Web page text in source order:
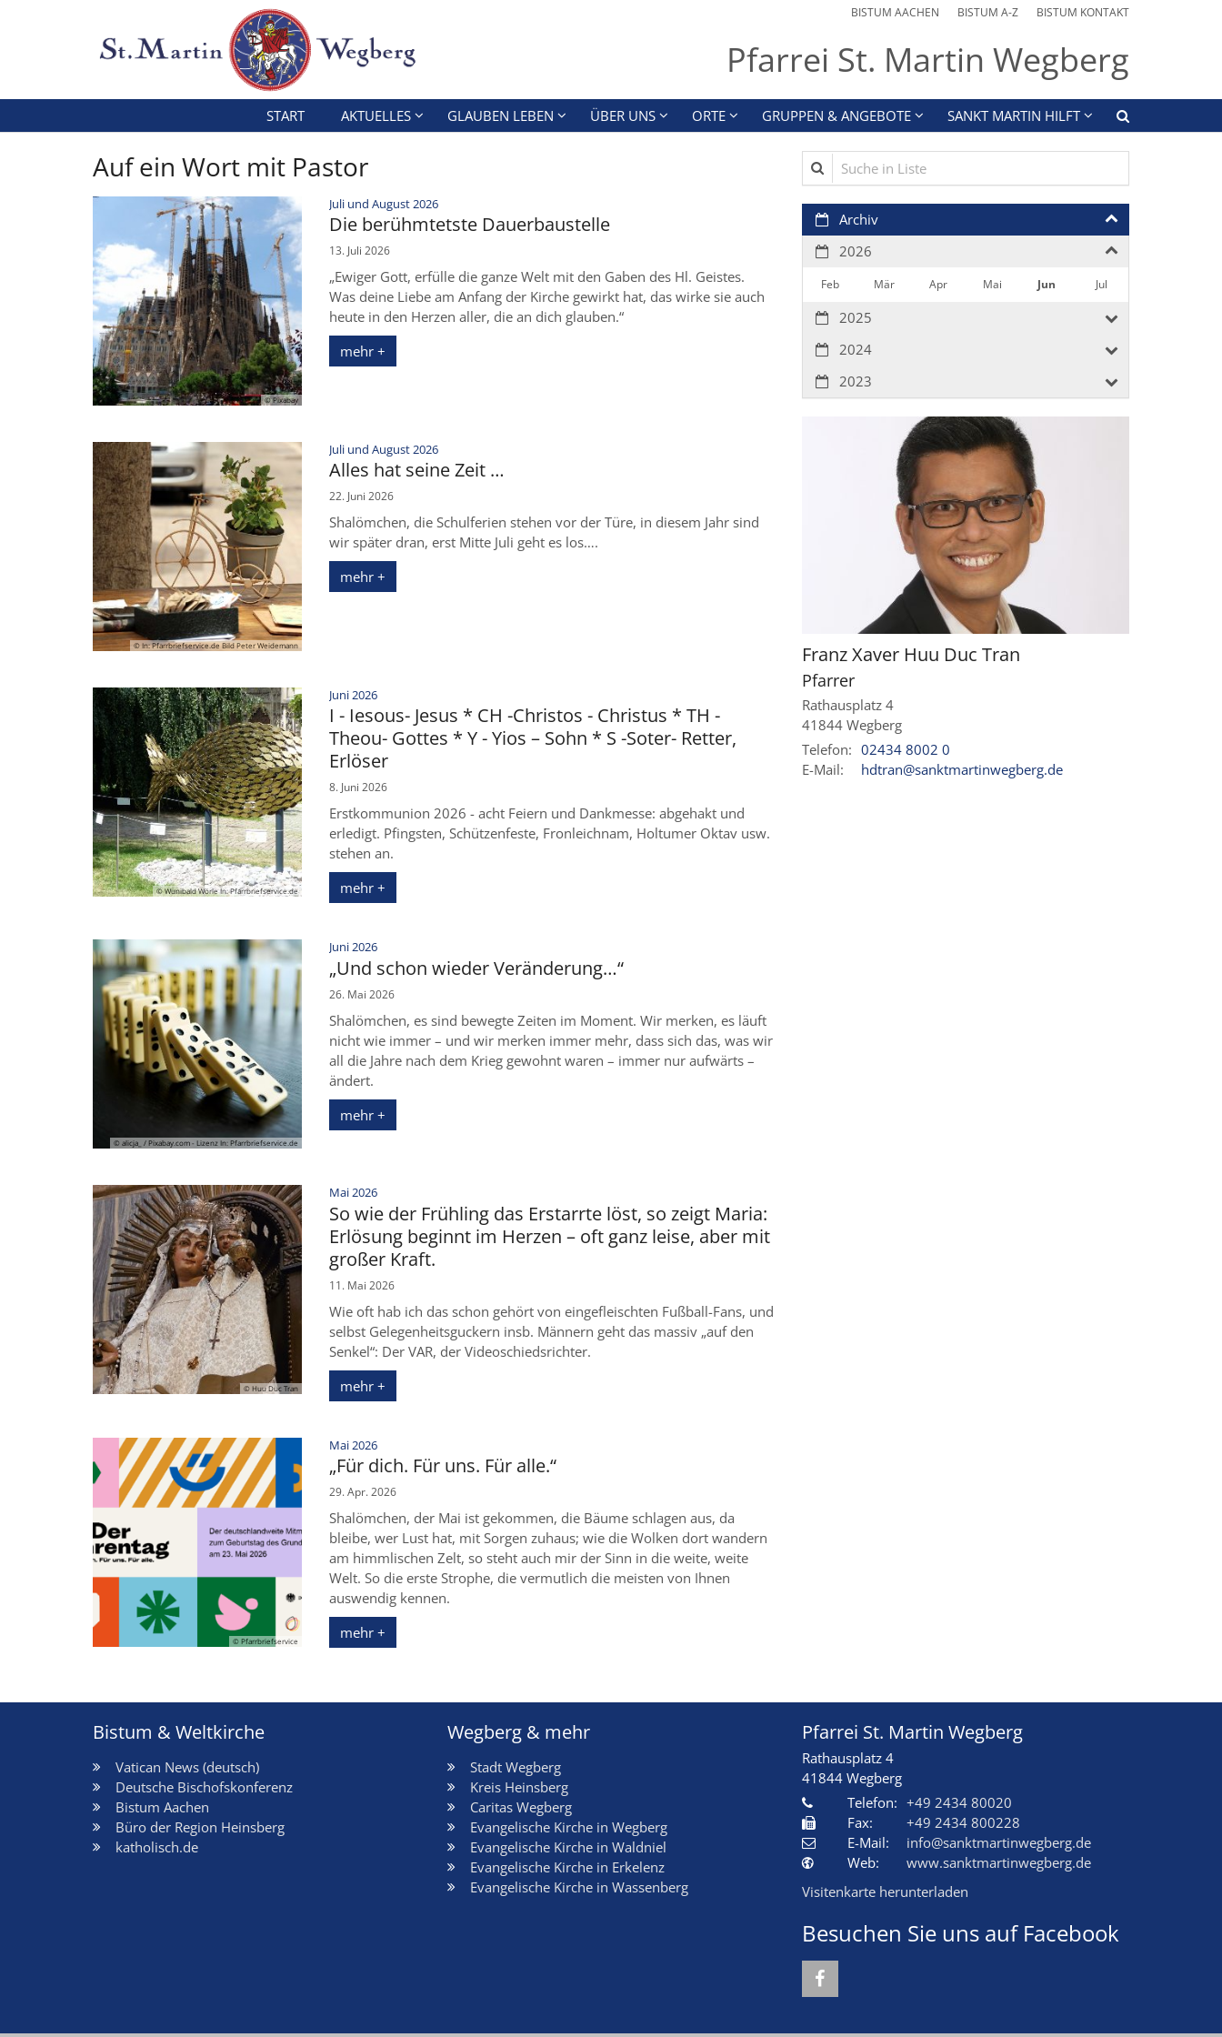
BISTUM AACHEN BISTUM A-Z BISTUM KONTAKT
Pfarrei St. Martin Wegberg
START AKTUELLES GLAUBEN LEBEN ÜBER UNS ORTE GRUPPEN & ANGEBOTE SANKT MARTIN HILFT
Auf ein Wort mit Pastor
© Pixabay
Juli und August 2026:
Die berühmtetste Dauerbaustelle
13. Juli 2026
„Ewiger Gott, erfülle die ganze Welt mit den Gaben des Hl. Geistes.
Was deine Liebe am Anfang der Kirche gewirkt hat, das wirke sie auch
heute in den Herzen aller, die an dich glauben.“
mehr +
© In: Pfarrbriefservice.de Bild Peter Weidemann
Juli und August 2026:
Alles hat seine Zeit …
22. Juni 2026
Shalömchen, die Schulferien stehen vor der Türe, in diesem Jahr sind
wir später dran, erst Mitte Juli geht es los….
mehr +
© Wunibald Wörle In: Pfarrbriefservice.de
Juni 2026:
I - Iesous- Jesus * CH -Christos - Christus * TH -
Theou- Gottes * Y - Yios – Sohn * S -Soter- Retter,
Erlöser
8. Juni 2026
Erstkommunion 2026 - acht Feiern und Dankmesse: abgehakt und
erledigt. Pfingsten, Schützenfeste, Fronleichnam, Holtumer Oktav usw.
stehen an.
mehr +
© alicja_ / Pixabay.com - Lizenz In: Pfarrbriefservice.de
Juni 2026:
„Und schon wieder Veränderung…“
26. Mai 2026
Shalömchen, es sind bewegte Zeiten im Moment. Wir merken, es läuft
nicht wie immer – und wir merken immer mehr, dass sich das, was wir
all die Jahre nach dem Krieg gewohnt waren – immer nur aufwärts –
ändert.
mehr +
© Huu Duc Tran
Mai 2026:
So wie der Frühling das Erstarrte löst, so zeigt Maria:
Erlösung beginnt im Herzen – oft ganz leise, aber mit
großer Kraft.
11. Mai 2026
Wie oft hab ich das schon gehört von eingefleischten Fußball-Fans, und
selbst Gelegenheitsguckern insb. Männern geht das massiv „auf den
Senkel“: Der VAR, der Videoschiedsrichter.
mehr +
© Pfarrbriefservice
Mai 2026:
„Für dich. Für uns. Für alle.“
29. Apr. 2026
Shalömchen, der Mai ist gekommen, die Bäume schlagen aus, da
bleibe, wer Lust hat, mit Sorgen zuhaus; wie die Wolken dort wandern
am himmlischen Zelt, so steht auch mir der Sinn in die weite, weite
Welt. So die erste Strophe, die vermutlich die meisten von Ihnen
auswendig kennen.
mehr +
Suche in Liste
Archiv
2026
Feb Mär Apr Mai Jun Jul
2025
2024
2023
Franz Xaver Huu Duc Tran
Pfarrer
Rathausplatz 4
41844 Wegberg
Telefon: 02434 8002 0
E-Mail:
hdtran@sanktmartinwegberg.de
Bistum & Weltkirche
Vatican News (deutsch)
Deutsche Bischofskonferenz
Bistum Aachen
Büro der Region Heinsberg
katholisch.de
Wegberg & mehr
Stadt Wegberg
Kreis Heinsberg
Caritas Wegberg
Evangelische Kirche in Wegberg
Evangelische Kirche in Waldniel
Evangelische Kirche in Erkelenz
Evangelische Kirche in Wassenberg
Pfarrei St. Martin Wegberg
Rathausplatz 4
41844 Wegberg
Telefon: +49 2434 80020
Fax:
+49 2434 800228
E-Mail:
info@sanktmartinwegberg.de
Web:
www.sanktmartinwegberg.de
Visitenkarte herunterladen
Besuchen Sie uns auf Facebook